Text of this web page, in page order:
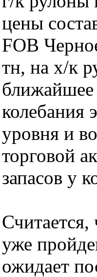
цены
FOB
тн, на х/к
колебания
уровня и
торговой
запасов у
Считается,
уже
ожидает